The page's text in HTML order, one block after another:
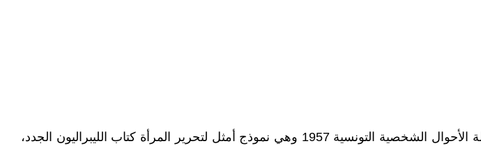
مساواة المرأة مع الرجل مساواة تامة في الحقوق والواجبات والإرث والشهادة وتبني مجلة الأحوال الشخصية التونسية 1957 وهي نموذج أمثل لتحرير المرأة كتاب الليبراليون الجدد،